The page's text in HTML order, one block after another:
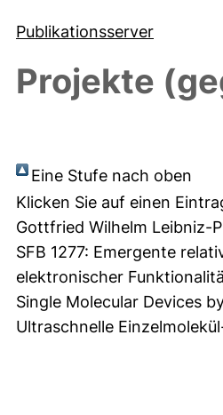
Publikationsserver
Projekte
Eine Stufe nach oben
Klicken Sie auf einen
Gottfried Wilhelm Leibniz-
SFB 1277: Emergente
elektronischer
Single Molecular Devices
Ultraschnelle